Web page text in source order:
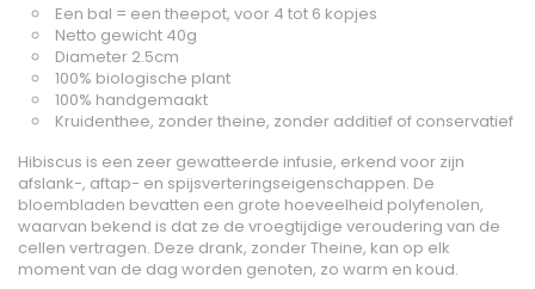
Een bal = een theepot, voor 4 tot 6 kopjes
Netto gewicht 40g
Diameter 2.5cm
100% biologische plant
100% handgemaakt
Kruidenthee, zonder theine, zonder additief of conservatief
Hibiscus is een zeer gewatteerde infusie, erkend voor zijn
afslank-, aftap- en spijsverteringseigenschappen. De
bloembladen bevatten een grote hoeveelheid polyfenolen,
waarvan bekend is dat ze de vroegtijdige veroudering van de
cellen vertragen. Deze drank, zonder Theine, kan op elk
moment van de dag worden genoten, zo warm en koud.